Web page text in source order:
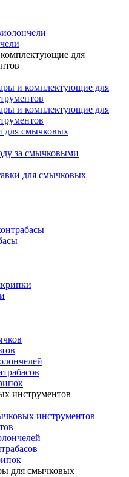
для
и комплектующие для
и комплектующие для
для смычковых
за смычковыми
для смычковых
инструментов
инструментов
для смычковых